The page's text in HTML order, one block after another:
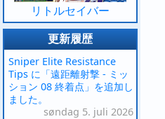
リトルセイバー
更新履歴
Sniper Elite Resistance
Tips に「遠距離射撃 - ミッ
ション 08 終着点」を追加し
ました。
søndag 5. juli 2026